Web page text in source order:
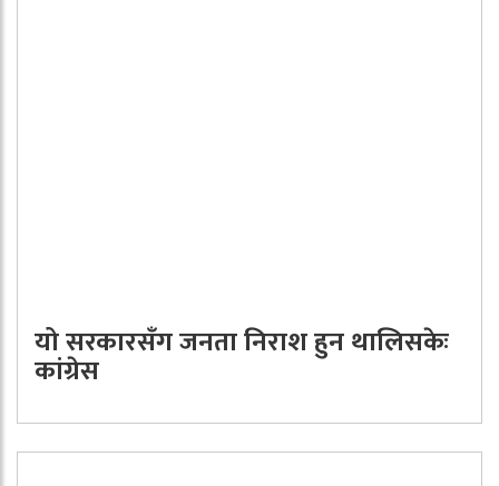
यो सरकारसँग जनता निराश हुन थालिसकेः
कांग्रेस